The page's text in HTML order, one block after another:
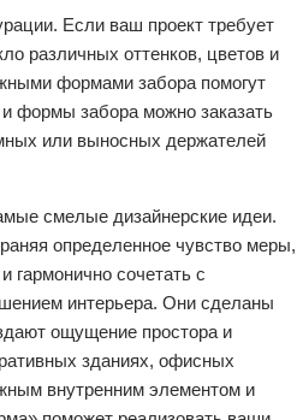
Если ваш проект требует
различных оттенков, цветов и
формами забора помогут
и формы забора можно заказать
или выносных держателей
смелые дизайнерские идеи.
определенное чувство меры,
гармонично сочетать с
интерьера. Они сделаны
ощущение простора и
зданиях, офисных
внутренним элементом и